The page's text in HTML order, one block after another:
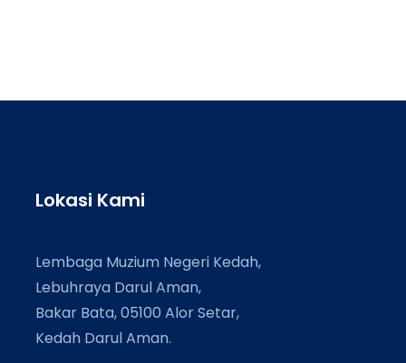
Lokasi Kami
Lembaga Muzium Negeri Kedah,
Lebuhraya Darul Aman,
Bakar Bata, 05100 Alor Setar,
Kedah Darul Aman.